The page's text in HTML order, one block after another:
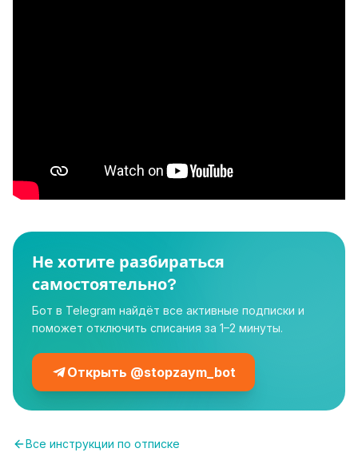
Не хотите разбираться
самостоятельно?
Бот в Telegram найдёт все активные подписки и
поможет отключить списания за 1–2 минуты.
Открыть @stopzaym_bot
Все инструкции по отписке